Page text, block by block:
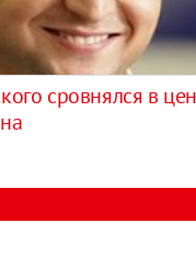
сровнялся в